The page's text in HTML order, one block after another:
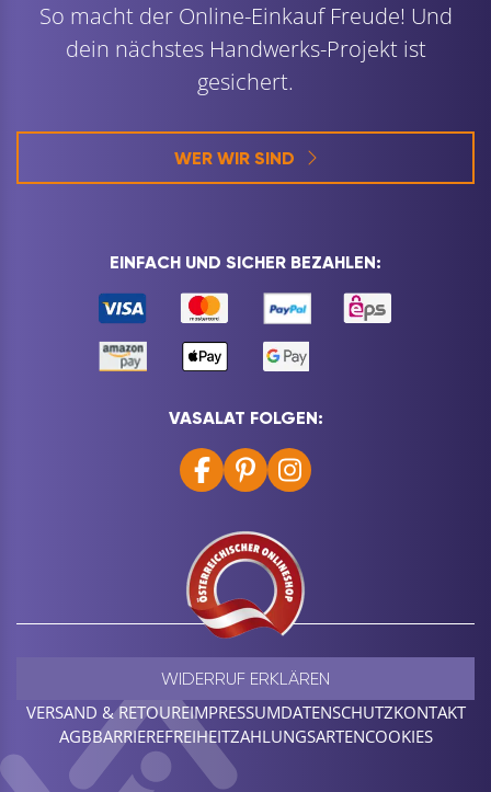
So macht der Online-Einkauf Freude! Und
dein nächstes Handwerks-Projekt ist
gesichert.
WER WIR SIND
EINFACH UND SICHER BEZAHLEN:
VASALAT FOLGEN:
VERSAND & RETOUREIMPRESSUMDATENSCHUTZKONTAKT
AGBBARRIEREFREIHEITZAHLUNGSARTENCOOKIES
WIDERRUF ERKLÄREN